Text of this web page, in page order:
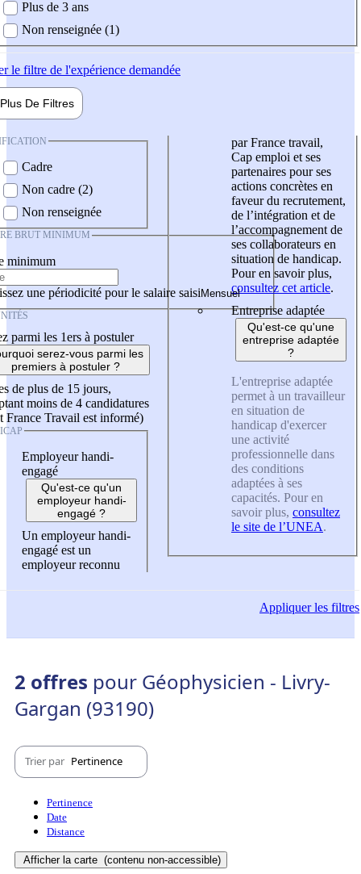
Plus de 3 ans
Non renseignée (1)
le filtre de l'expérience demandée
Plus De Filtres
Cadre
Non cadre (2)
Non renseignée
BRUT MINIMUM
minimum
une périodicité pour le salaire saisi
parmi les 1ers à postuler
serez-vous parmi les
premiers à postuler ?
de plus de 15 jours,
moins de 4 candidatures
France Travail est informé)
Employeur handi-
engagé
Qu'est-ce qu'un
employeur handi-
engagé ?
Un employeur handi-
engagé est un
employeur reconnu
par France travail,
Cap emploi et ses
partenaires pour ses
actions concrètes en
faveur du recrutement,
de l’intégration et de
l’accompagnement de
ses collaborateurs en
situation de handicap.
Pour en savoir plus,
consultez cet article.
Entreprise adaptée
Qu'est-ce qu'une
entreprise adaptée
?
L'entreprise adaptée
permet à un travailleur
en situation de
handicap d'exercer
une activité
professionnelle dans
des conditions
adaptées à ses
capacités. Pour en
savoir plus, consultez
le site de l’UNEA.
Appliquerles filtres
2 offres pour Géophysicien - Livry-
Gargan (93190)
Trier par Pertinence
Pertinence
Date
Distance
Afficher la carte (contenu non-accessible)